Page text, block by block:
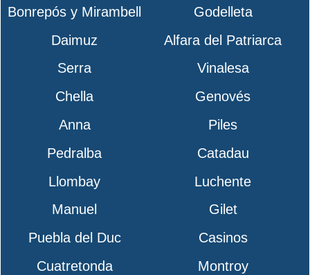
Bonrepós y Mirambell
Godelleta
Daimuz
Alfara del Patriarca
Serra
Vinalesa
Chella
Genovés
Anna
Piles
Pedralba
Catadau
Llombay
Luchente
Manuel
Gilet
Puebla del Duc
Casinos
Cuatretonda
Montroy